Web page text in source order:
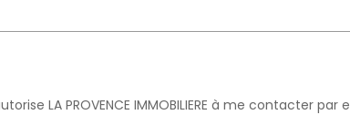
LA PROVENCE IMMOBILIERE à me contacter